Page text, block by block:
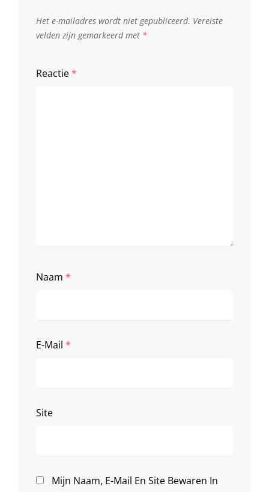
Het e-mailadres wordt niet gepubliceerd. Vereiste
velden zijn gemarkeerd met *
Reactie*
Naam *
E-Mail *
Site
Mijn Naam, E-Mail En Site Bewaren In